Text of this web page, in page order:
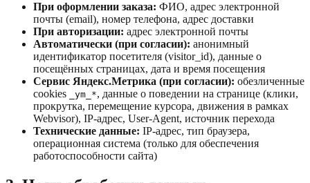
При оформлении заказа: ФИО, адрес электронной
почты (email), номер телефона, адрес доставки
При авторизации: адрес электронной почты
Автоматически (при согласии): анонимный
идентификатор посетителя (visitor_id), данные о
посещённых страницах, дата и время посещения
Сервис Яндекс.Метрика (при согласии): обезличенные
cookies
_ym_*, данные о поведении на странице (клики,
прокрутка, перемещение курсора, движения в рамках
Webvisor), IP-адрес, User-Agent, источник перехода
Технические данные: IP-адрес, тип браузера,
операционная система (только для обеспечения
работоспособности сайта)